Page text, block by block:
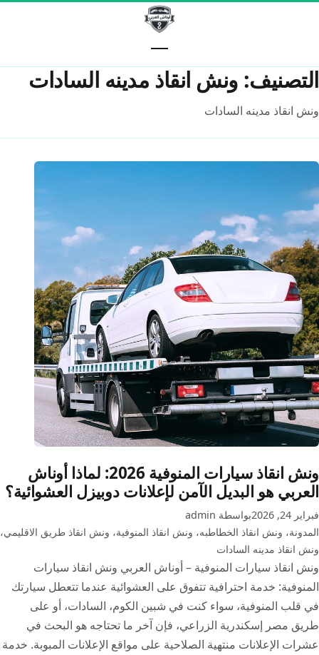
التصنيف: ونش انقاذ مدينه السادات
ونش انقاذ مدينه السادات
ونش انقاذ سيارات المنوفية 2026: لماذا أوناش
العربي هو البديل الآمن لإعلانات دوبيزل العشوائية؟
فبراير 24, 2026
بواسطة admin
المدونة، ونش انقاذ الخطاطبه، ونش انقاذ المنوفية، ونش انقاذ طريق الاقليمي،
ونش انقاذ مدينه السادات
ونش انقاذ سيارات المنوفية – أوناش العربي ونش انقاذ سيارات
المنوفية: خدمة احترافية تتفوق على العشوائية عندما تتعطل سيارتك
في قلب المنوفية، سواء كنت في شبين الكوم، السادات، أو على
طريق مصر إسكندرية الزراعي، فإن آخر ما تحتاجه هو البحث في
عشرات الإعلانات منتهية الصلاحية على مواقع الإعلانات المبوبة. خدمة